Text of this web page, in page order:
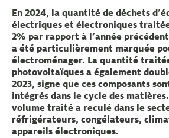
En 2024, la quantité de déchets
électriques et électroniques
2% par rapport à l’année
a été particulièrement marquée
électroménager. La quantité
photovoltaïques a également
2023, signe que ces composants
intégrés dans le cycle des
volume traité a reculé dans le
réfrigérateurs, congélateurs,
appareils électroniques.